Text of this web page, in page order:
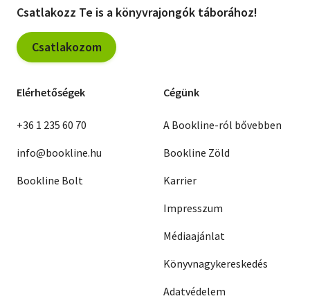
Csatlakozz Te is a könyvrajongók táborához!
Csatlakozom
Elérhetőségek
+36 1 235 60 70
info@bookline.hu
Bookline Bolt
Cégünk
A Bookline-ról bővebben
Bookline Zöld
Karrier
Impresszum
Médiaajánlat
Könyvnagykereskedés
Adatvédelem